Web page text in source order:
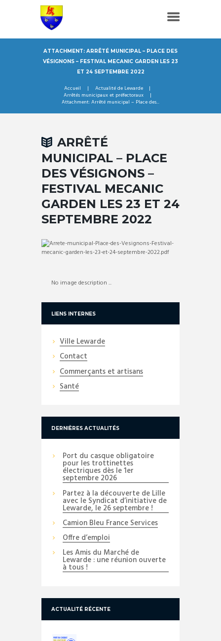
ATTACHMENT: ARRÊTÉ MUNICIPAL – PLACE DES
VÉSIGNONS – FESTIVAL MECANIC GARDEN LES 23
ET 24 SEPTEMBRE 2022
Accueil
Actualité de Lewarde
Arrêtés municipaux et préfectoraux
Attachment: Arrêté municipal – Place des...
ARRÊTÉ
MUNICIPAL – PLACE
DES VÉSIGNONS –
FESTIVAL MECANIC
GARDEN LES 23 ET 24
SEPTEMBRE 2022
No image description ...
LIENS INTERNES
Ville Lewarde
Contact
Commerçants et artisans
Santé
DERNIÈRES ACTUALITÉS
Port du casque obligatoire
pour les trottinettes
électriques dès le 1er
septembre 2026
Partez à la découverte de Lille
avec le Syndicat d’initiative de
Lewarde, le 26 septembre !
Camion Bleu France Services
Offre d’emploi
Les Amis du Marché de
Lewarde : une réunion ouverte
à tous !
ACTUALITÉ RÉCENTE